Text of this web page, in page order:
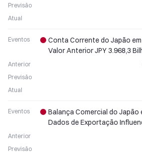
Previsão
Atual
Eventos
Conta Corrente do Japão
Valor Anterior JPY 3.968,3
Anterior
Previsão
Atual
Eventos
Balança Comercial do Japão
Dados de Exportação
Anterior
Previsão